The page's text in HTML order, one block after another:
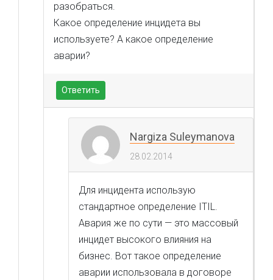
разобраться.
Какое определение инцидета вы
используете? А какое определение
аварии?
Ответить
Nargiza Suleymanova
28.02.2014
Для инцидента использую
стандартное определение ITIL.
Авария же по сути — это массовый
инцидет высокого влияния на
бизнес. Вот такое определение
аварии использовала в договоре